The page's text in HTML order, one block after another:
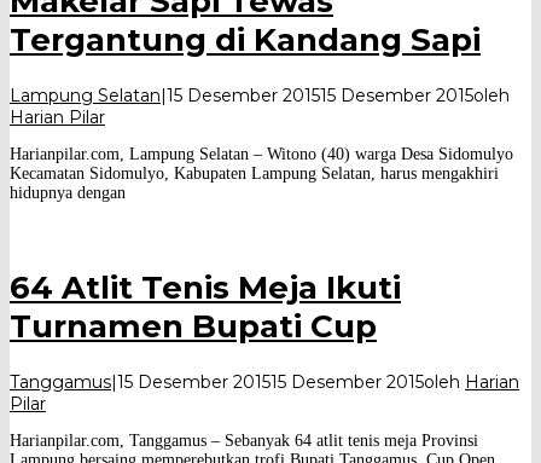
Tergantung di Kandang Sapi
Lampung Selatan|15 Desember 201515 Desember 2015oleh
Harian Pilar
Harianpilar.com, Lampung Selatan – Witono (40) warga Desa Sidomulyo
Kecamatan Sidomulyo, Kabupaten Lampung Selatan, harus mengakhiri
hidupnya dengan
64 Atlit Tenis Meja Ikuti
Turnamen Bupati Cup
Tanggamus|15 Desember 201515 Desember 2015oleh Harian
Pilar
Harianpilar.com, Tanggamus – Sebanyak 64 atlit tenis meja Provinsi